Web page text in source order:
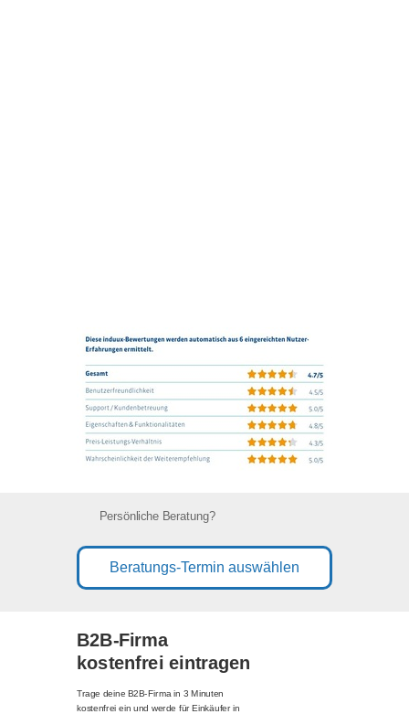
Beratungs-Termin auswählen
Persönliche Beratung?
B2B-Firma
kostenfrei eintragen
Trage deine B2B-Firma in 3 Minuten
kostenfrei ein und werde für Einkäufer in